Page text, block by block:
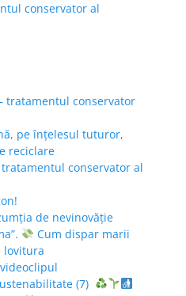
conservator al
tratamentul conservator
pe înțelesul tuturor,
reciclare
conservator al
de nevinovăție
Cum dispar marii
lovitura
(7)